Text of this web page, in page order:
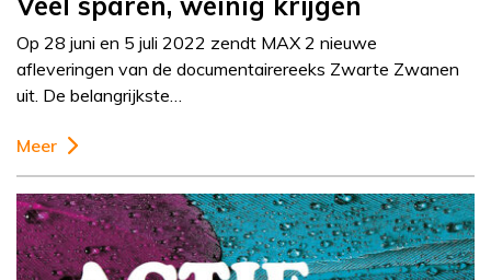
Op 28 juni en 5 juli 2022 zendt MAX 2 nieuwe
afleveringen van de documentairereeks Zwarte Zwanen
uit. De belangrijkste…
Meer